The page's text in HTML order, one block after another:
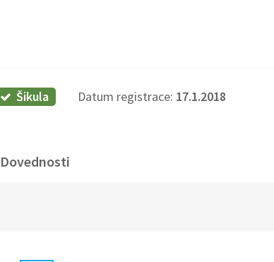
Šikula Datum registrace: 17.1.2018
Dovednosti